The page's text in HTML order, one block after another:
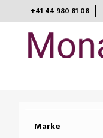
+41 44 980 81 08
Marke